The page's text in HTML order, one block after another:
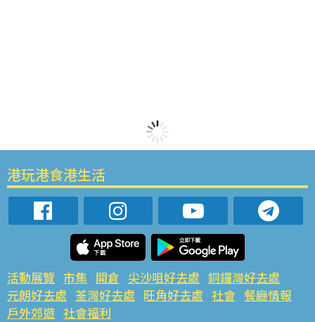
港玩港食港生活
活動展覽 市集 開倉 尖沙咀好去處 銅鑼灣好去處
元朗好去處 荃灣好去處 旺角好去處 社會 餐廳情報
戶外郊遊 社會福利